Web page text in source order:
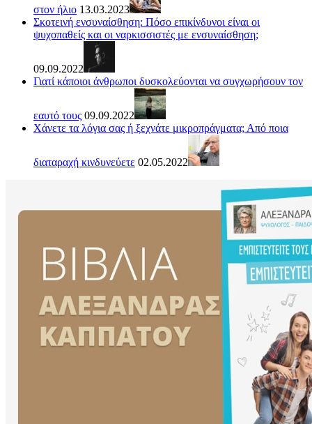
στον ήλιο 13.03.2023
Σκοτεινή ενσυναίσθηση: Πόσο επικίνδυνοι είναι οι
ψυχοπαθείς και οι ναρκισσιστές με ενσυναίσθηση;
09.09.2022
Γιατί κάποιοι άνθρωποι δυσκολεύονται να συγχωρήσουν τον
εαυτό τους 09.09.2022
Χάνετε τα λόγια σας ή ξεχνάτε μικροπράγματα; Από ποια
διαταραχή κινδυνεύετε 02.05.2022